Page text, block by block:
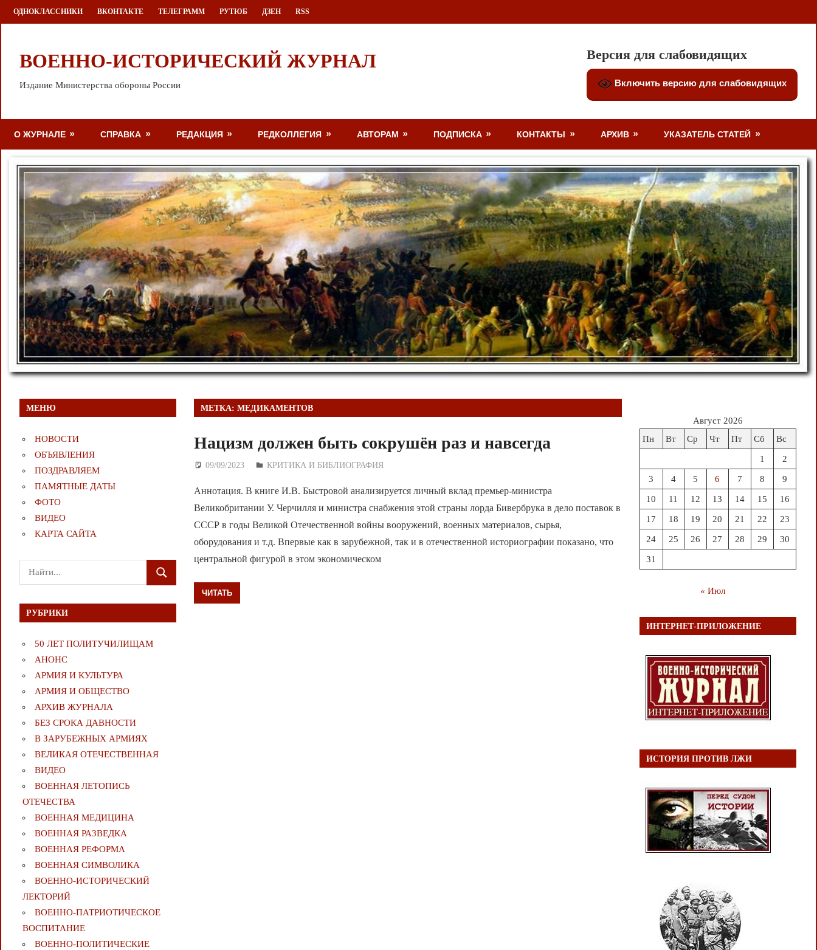
Перейти
к
ОДНОКЛАССНИКИ ВКОНТАКТЕ ТЕЛЕГРАММ РУТЮБ ДЗЕН RSS
ВОЕННО-ИСТОРИЧЕСКИЙ ЖУРНАЛ
Издание Министерства обороны России
Версия для слабовидящих
Включить версию для слабовидящих
О ЖУРНАЛЕ СПРАВКА РЕДАКЦИЯ РЕДКОЛЛЕГИЯ АВТОРАМ ПОДПИСКА КОНТАКТЫ АРХИВ УКАЗАТЕЛЬ СТАТЕЙ
МЕТКА:МЕДИКАМЕНТОВ
Нацизм должен быть сокрушён раз и навсегда
09/09/2023 Дежурный по Редакции
КРИТИКА И БИБЛИОГРАФИЯ
Аннотация. В книге И.В. Быстровой анализируется личный вклад премьер-министра
Великобритании У. Черчилля и министра снабжения этой страны лорда Бивербрука в дело поставок в
СССР в годы Великой Отечественной войны вооружений, военных материалов, сырья,
оборудования и т.д. Впервые как в зарубежной, так и в отечественной историографии показано, что
центральной фигурой в этом экономическом
ЧИТАТЬ
МЕНЮ
НОВОСТИ
ОБЪЯВЛЕНИЯ
ПОЗДРАВЛЯЕМ
ПАМЯТНЫЕ ДАТЫ
ФОТО
ВИДЕО
КАРТА САЙТА
Поиск
для:
ПОИСК
РУБРИКИ
50 ЛЕТ ПОЛИТУЧИЛИЩАМ
АНОНС
АРМИЯ И КУЛЬТУРА
АРМИЯ И ОБЩЕСТВО
АРХИВ ЖУРНАЛА
БЕЗ СРОКА ДАВНОСТИ
В ЗАРУБЕЖНЫХ АРМИЯХ
ВЕЛИКАЯ ОТЕЧЕСТВЕННАЯ
ВИДЕО
ВОЕННАЯ ЛЕТОПИСЬ
ОТЕЧЕСТВА
ВОЕННАЯ МЕДИЦИНА
ВОЕННАЯ РАЗВЕДКА
ВОЕННАЯ РЕФОРМА
ВОЕННАЯ СИМВОЛИКА
ВОЕННО-ИСТОРИЧЕСКИЙ
ЛЕКТОРИЙ
ВОЕННО-ПАТРИОТИЧЕСКОЕ
ВОСПИТАНИЕ
ВОЕННО-ПОЛИТИЧЕСКИE
Август 2026
Пн
Вт Ср Чт Пт Сб Вс
1 2
3 4 5 6 7 8 9
10 11 12 13 14 15 16
17 18 19 20 21 22 23
24 25 26 27 28 29 30
31
« Июл
ИНТЕРНЕТ-ПРИЛОЖЕНИЕ
ИСТОРИЯ ПРОТИВ ЛЖИ